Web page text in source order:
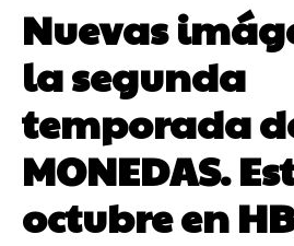
Nuevas
la segunda
temporada
MONEDAS.
octubre en